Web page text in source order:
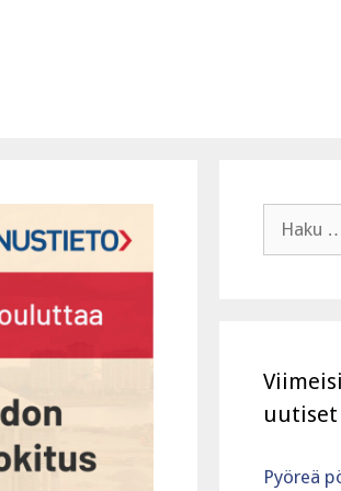
uutiset
Pyöreä